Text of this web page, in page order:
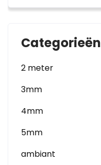
Categorieën
2 meter
3mm
4mm
5mm
ambiant